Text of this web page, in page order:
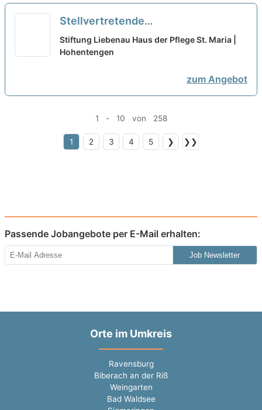
Stellvertretende
Pflegedienstleitung (m/w/d) - Bei
uns startet Ihre Karriere!
Stiftung Liebenau Haus der Pflege St. Maria |
Hohentengen
zum Angebot
1 - 10 von 258
1 2 3 4 5 ❯ ❯❯
Passende Jobangebote per E-Mail erhalten:
Job Newsletter
Orte im Umkreis
Ravensburg
Biberach an der Riß
Weingarten
Bad Waldsee